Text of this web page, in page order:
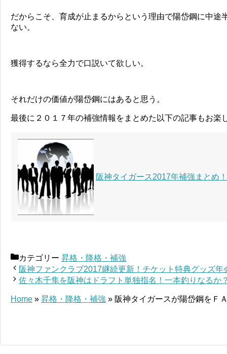
だからこそ、育成が止まるからという理由で陽岱鋼に中途
ない。
獲得するなら全力で口説いて欲しい。
それだけの価値が陽岱鋼にはあると思う。
最後に２０１７年の補強情報をまとめた以下の記事もお楽
阪神タイガース2017年補強まとめ
カテゴリー 昇格・降格・補強
阪神ファンクラブ2017継続更新！チケット特典グッズ年
佐々木千隼を阪神はドラフト単独指名！一本釣りなるか
Home » 昇格・降格・補強 » 阪神タイガースが陽岱鋼をＦ